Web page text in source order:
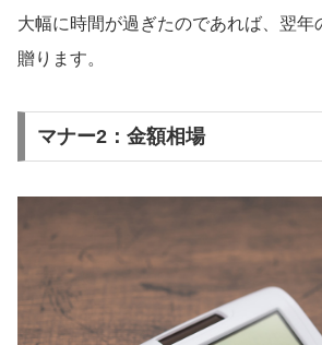
大幅に時間が過ぎたのであれば、翌年
贈ります。
マナー2：金額相場